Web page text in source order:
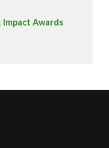
Impact Awards